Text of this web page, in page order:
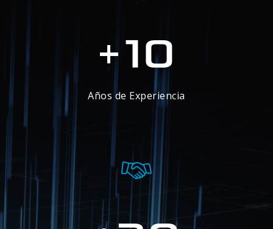
+10
Años de Experiencia